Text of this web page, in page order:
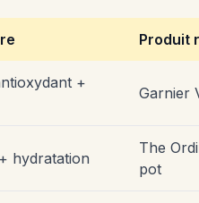
Produit
+
Garnier
hydratation
The
pot